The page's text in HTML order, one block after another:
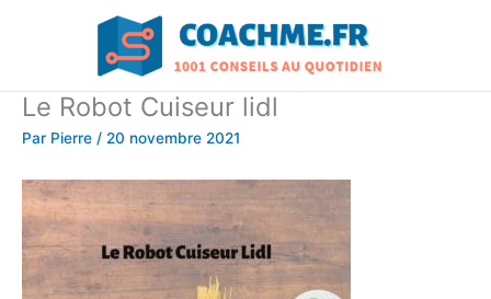
Le Robot Cuiseur lidl
Par Pierre / 20 novembre 2021